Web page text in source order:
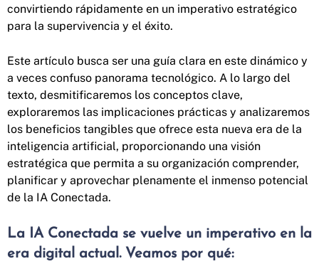
convirtiendo rápidamente en un imperativo estratégico
para la supervivencia y el éxito.
Este artículo busca ser una guía clara en este dinámico y
a veces confuso panorama tecnológico. A lo largo del
texto, desmitificaremos los conceptos clave,
exploraremos las implicaciones prácticas y analizaremos
los beneficios tangibles que ofrece esta nueva era de la
inteligencia artificial, proporcionando una visión
estratégica que permita a su organización comprender,
planificar y aprovechar plenamente el inmenso potencial
de la IA Conectada.
La IA Conectada se vuelve un imperativo en la
era digital actual. Veamos por qué: